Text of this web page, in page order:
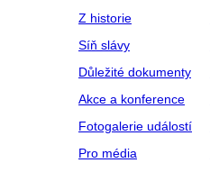
Z historie
Síň slávy
Důležité dokumenty
Akce a konference
Fotogalerie událostí
Pro média